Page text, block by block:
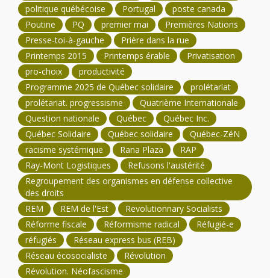
politique québécoise
Portugal
poste canada
Poutine
PQ premier mai
Premières Nations
Presse-toi-à-gauche
Prière dans la rue
Printemps 2015
Printemps érable
Privatisation
pro-choix
productivité
Programme 2025 de Québec solidaire
prolétariat
prolétariat. progressisme
Quatrième Internationale
Question nationale
Québec
Québec Inc.
Québec Solidaire
Québec solidaire
Québec-ZéN
racisme systémique
Rana Plaza
RAP
Ray-Mont Logistiques
Refusons l'austérité
Regroupement des organismes en défense collective
des droits
REM
REM de l'Est
Revolutionnary Socialists
Réforme fiscale
Réformisme radical
Réfugié-e
réfugiés
Réseau express bus (REB)
Réseau écosocialiste
Révolution
Révolution. Néofascisme